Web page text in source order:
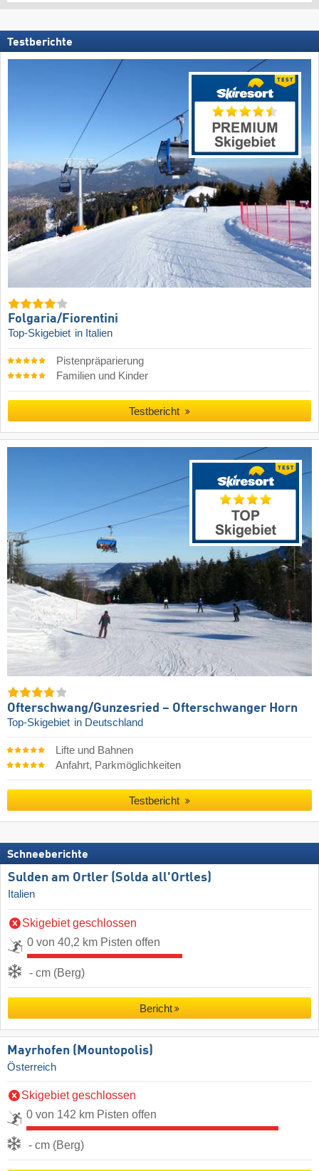
Testberichte
Folgaria/​Fiorentini
Top-Skigebiet in Italien
Pistenpräparierung
Familien und Kinder
Testbericht
Ofterschwang/​Gunzesried – Ofterschwanger Horn
Top-Skigebiet in Deutschland
Lifte und Bahnen
Anfahrt, Parkmöglichkeiten
Testbericht
Schneeberichte
Sulden am Ortler (Solda all'Ortles)
Italien
Skigebiet geschlossen
0 von 40,2 km Pisten offen
- cm (Berg)
Bericht
Mayrhofen (Mountopolis)
Österreich
Skigebiet geschlossen
0 von 142 km Pisten offen
- cm (Berg)